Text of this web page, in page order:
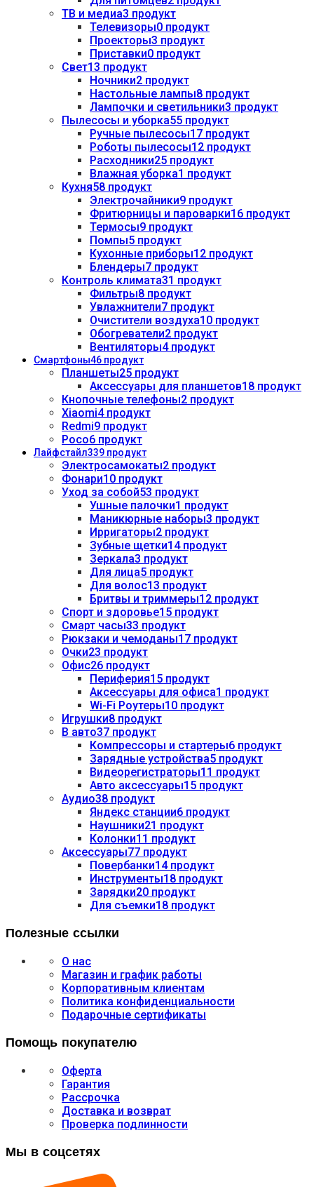
ТВ и медиа3 продукт
Телевизоры0 продукт
Проекторы3 продукт
Приставки0 продукт
Свет13 продукт
Ночники2 продукт
Настольные лампы8 продукт
Лампочки и светильники3 продукт
Пылесосы и уборка55 продукт
Ручные пылесосы17 продукт
Роботы пылесосы12 продукт
Расходники25 продукт
Влажная уборка1 продукт
Кухня58 продукт
Электрочайники9 продукт
Фритюрницы и пароварки16 продукт
Термосы9 продукт
Помпы5 продукт
Кухонные приборы12 продукт
Блендеры7 продукт
Контроль климата31 продукт
Фильтры8 продукт
Увлажнители7 продукт
Очистители воздуха10 продукт
Обогреватели2 продукт
Вентиляторы4 продукт
Смартфоны46 продукт
Планшеты25 продукт
Аксессуары для планшетов18 продукт
Кнопочные телефоны2 продукт
Xiaomi4 продукт
Redmi9 продукт
Poco6 продукт
Лайфстайл339 продукт
Электросамокаты2 продукт
Фонари10 продукт
Уход за собой53 продукт
Ушные палочки1 продукт
Маникюрные наборы3 продукт
Ирригаторы2 продукт
Зубные щетки14 продукт
Зеркала3 продукт
Для лица5 продукт
Для волос13 продукт
Бритвы и триммеры12 продукт
Спорт и здоровье15 продукт
Смарт часы33 продукт
Рюкзаки и чемоданы17 продукт
Очки23 продукт
Офис26 продукт
Периферия15 продукт
Аксессуары для офиса1 продукт
Wi-Fi Роутеры10 продукт
Игрушки8 продукт
В авто37 продукт
Компрессоры и стартеры6 продукт
Зарядные устройства5 продукт
Видеорегистраторы11 продукт
Авто аксессуары15 продукт
Аудио38 продукт
Яндекс станции6 продукт
Наушники21 продукт
Колонки11 продукт
Аксессуары77 продукт
Повербанки14 продукт
Инструменты18 продукт
Зарядки20 продукт
Для съемки18 продукт
Полезные ссылки
О нас
Магазин и график работы
Корпоративным клиентам
Политика конфиденциальности
Подарочные сертификаты
Помощь покупателю
Оферта
Гарантия
Рассрочка
Доставка и возврат
Проверка подлинности
Мы в соцсетях